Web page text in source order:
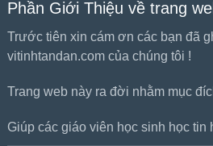
Phần Giới Thiệu về trang
Trước tiên xin cám ơn các bạn đã
vitinhtandan.com của chúng tôi !
Trang web này ra đời nhằm mục
Giúp các giáo viên học sinh học tin